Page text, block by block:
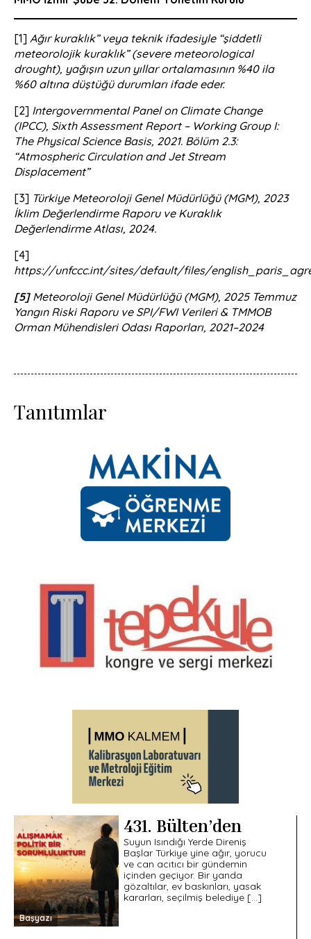
Başyazı
431. Bülten’den
Suyun Isındığı Yerde Direniş
Başlar Türkiye yine ağır, yorucu
ve can acıtıcı bir gündemin
içinden geçiyor. Bir yanda
gözaltılar, ev baskınları, yasak
kararları, seçilmiş belediye […]
[1] Ağır kuraklık” veya teknik ifadesiyle “şiddetli
meteorolojik kuraklık” (severe meteorological
drought), yağışın uzun yıllar ortalamasının %40 ila
%60 altına düştüğü durumları ifade eder.
[2] Intergovernmental Panel on Climate Change
(IPCC), Sixth Assessment Report – Working Group I:
The Physical Science Basis, 2021. Bölüm 2.3:
“Atmospheric Circulation and Jet Stream
Displacement”
[3] Türkiye Meteoroloji Genel Müdürlüğü (MGM), 2023
İklim Değerlendirme Raporu ve Kuraklık
Değerlendirme Atlası, 2024.
[4]
https://unfccc.int/sites/default/files/
[5]Meteoroloji Genel Müdürlüğü (MGM), 2025 Temmuz
Yangın Riski Raporu ve SPI/FWI Verileri & TMMOB
Orman Mühendisleri Odası Raporları, 2021–2024
Tanıtımlar